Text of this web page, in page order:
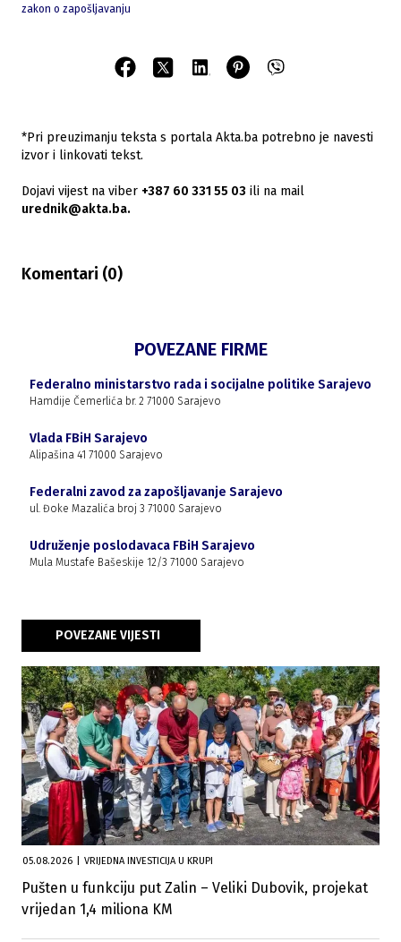
zakon o zapošljavanju
*Pri preuzimanju teksta s portala Akta.ba potrebno je navesti
izvor i linkovati tekst.
Dojavi vijest na viber +387 60 331 55 03 ili na mail
urednik@akta.ba.
Komentari (0)
POVEZANE FIRME
Federalno ministarstvo rada i socijalne politike Sarajevo
Hamdije Čemerlića br. 2 71000 Sarajevo
Vlada FBiH Sarajevo
Alipašina 41 71000 Sarajevo
Federalni zavod za zapošljavanje Sarajevo
ul. Đoke Mazalića broj 3 71000 Sarajevo
Udruženje poslodavaca FBiH Sarajevo
Mula Mustafe Bašeskije 12/3 71000 Sarajevo
POVEZANE VIJESTI
05.08.2026 VRIJEDNA INVESTICIJA U KRUPI
Pušten u funkciju put Zalin – Veliki Dubovik, projekat
vrijedan 1,4 miliona KM